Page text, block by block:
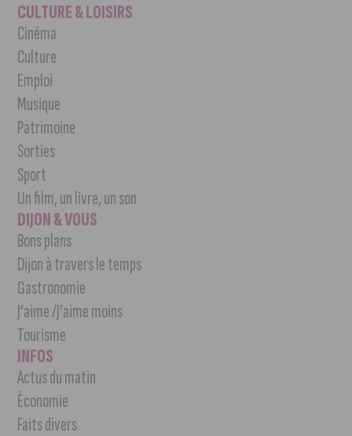
CULTURE & LOISIRS
Cinéma
Culture
Emploi
Musique
Patrimoine
Sorties
Sport
Un film, un livre, un son
DIJON & VOUS
Bons plans
Dijon à travers le temps
Gastronomie
J’aime /J’aime moins
Tourisme
INFOS
Actus du matin
Économie
Faits divers